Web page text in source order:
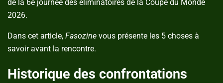
de la 6e journée des éliminatoires de la Coupe du Monde
2026.
Dans cet article, Fasozine vous présente les 5 choses à
savoir avant la rencontre.
Historique des confrontations